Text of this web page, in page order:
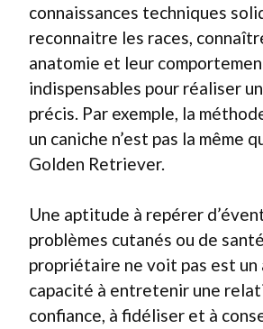
connaissances techniques
reconnaitre les races,
anatomie et leur
indispensables pour réaliser
précis. Par exemple, la
un caniche n’est pas la même
Golden Retriever.
Une aptitude à repérer
problèmes cutanés ou de
propriétaire ne voit pas est un
capacité à entretenir une
confiance, à fidéliser et à